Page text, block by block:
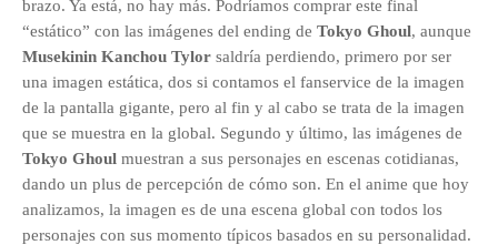
brazo. Ya está, no hay más. Podríamos comprar este final
“estático” con las imágenes del ending de Tokyo Ghoul, aunque
Musekinin Kanchou Tylor saldría perdiendo, primero por ser
una imagen estática, dos si contamos el fanservice de la imagen
de la pantalla gigante, pero al fin y al cabo se trata de la imagen
que se muestra en la global. Segundo y último, las imágenes de
Tokyo Ghoul muestran a sus personajes en escenas cotidianas,
dando un plus de percepción de cómo son. En el anime que hoy
analizamos, la imagen es de una escena global con todos los
personajes con sus momento típicos basados en su personalidad.